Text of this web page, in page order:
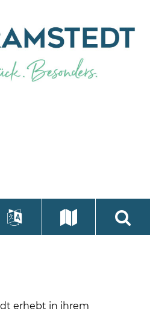
erhebt in ihrem